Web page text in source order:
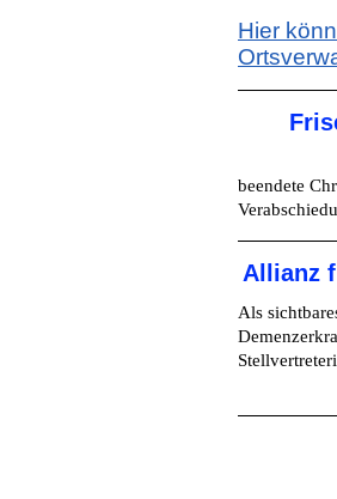
Hier
beendete
Allianz
Als